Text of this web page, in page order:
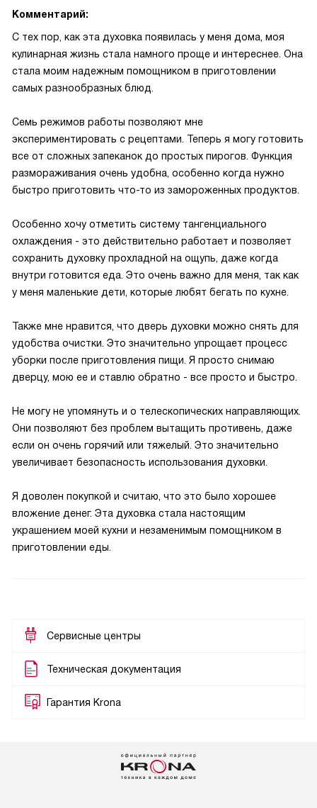
Комментарий:
С тех пор, как эта духовка появилась у меня дома, моя
кулинарная жизнь стала намного проще и интереснее. Она
стала моим надежным помощником в приготовлении
самых разнообразных блюд.
Семь режимов работы позволяют мне
экспериментировать с рецептами. Теперь я могу готовить
все от сложных запеканок до простых пирогов. Функция
размораживания очень удобна, особенно когда нужно
быстро приготовить что-то из замороженных продуктов.
Особенно хочу отметить систему тангенциального
охлаждения - это действительно работает и позволяет
сохранить духовку прохладной на ощупь, даже когда
внутри готовится еда. Это очень важно для меня, так как
у меня маленькие дети, которые любят бегать по кухне.
Также мне нравится, что дверь духовки можно снять для
удобства очистки. Это значительно упрощает процесс
уборки после приготовления пищи. Я просто снимаю
дверцу, мою ее и ставлю обратно - все просто и быстро.
Не могу не упомянуть и о телескопических направляющих.
Они позволяют без проблем вытащить противень, даже
если он очень горячий или тяжелый. Это значительно
увеличивает безопасность использования духовки.
Я доволен покупкой и считаю, что это было хорошее
вложение денег. Эта духовка стала настоящим
украшением моей кухни и незаменимым помощником в
приготовлении еды.
Сервисные центры
Техническая документация
Гарантия Krona